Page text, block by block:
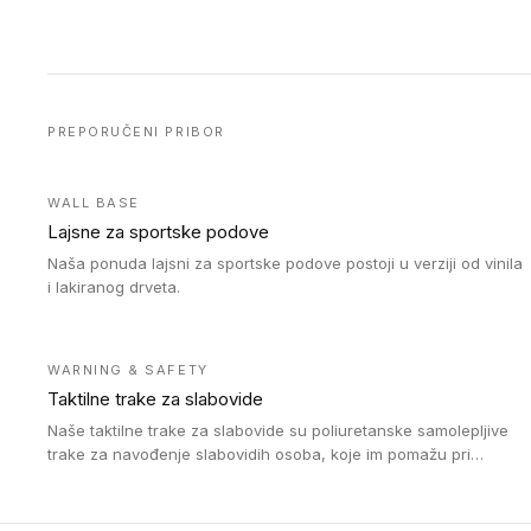
PREPORUČENI PRIBOR
WALL BASE
Lajsne za sportske podove
Naša ponuda lajsni za sportske podove postoji u verziji od vinila
i lakiranog drveta.
WARNING & SAFETY
Taktilne trake za slabovide
Naše taktilne trake za slabovide su poliuretanske samolepljive
trake za navođenje slabovidih osoba, koje im pomažu pri
trake su kompatibilne sa homogenim i heterogenim vinilnim